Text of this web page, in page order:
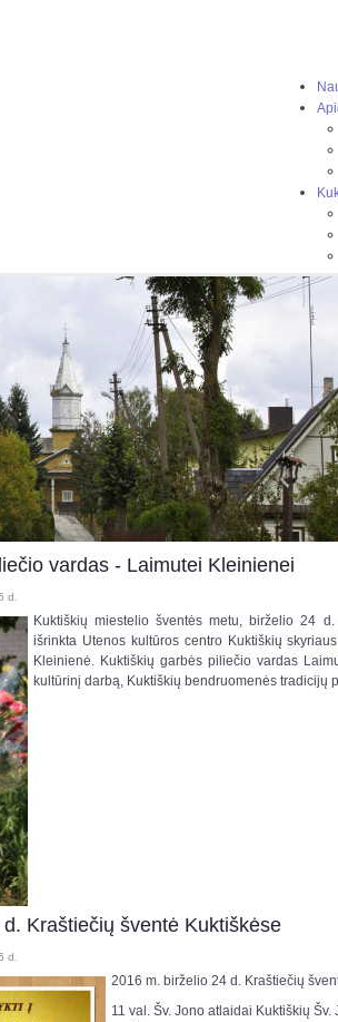
vardas - Laimutei Kleinienei
d.
Kuktiškių miestelio šventės metu, birželio 24
išrinkta Utenos kultūros centro Kuktiškių
Kleinienė. Kuktiškių garbės piliečio vardas
kultūrinį darbą, Kuktiškių bendruomenės tradicijų
Kraštiečių šventė Kuktiškėse
d.
2016 m. birželio 24 d. Kraštiečių
11 val. Šv. Jono atlaidai Kuktiškių